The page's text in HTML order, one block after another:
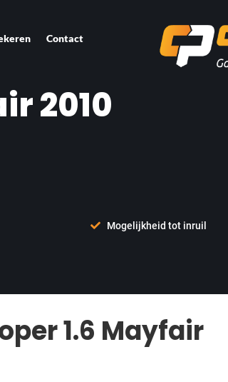
Contact
2010
Mogelijkheid tot inruil
1.6 Mayfair